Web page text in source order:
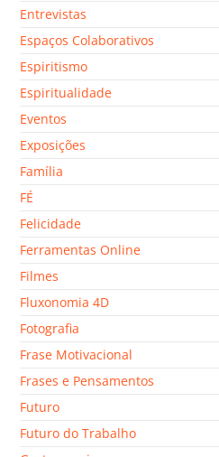
Entrevistas
Espaços Colaborativos
Espiritismo
Espiritualidade
Eventos
Exposições
Família
FÉ
Felicidade
Ferramentas Online
Filmes
Fluxonomia 4D
Fotografia
Frase Motivacional
Frases e Pensamentos
Futuro
Futuro do Trabalho